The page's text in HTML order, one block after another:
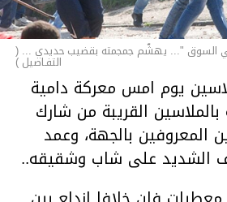
السوق "... يهشّم جمجمته بقضيب حديدي ... (
التفـاصيل )
يوم امس معركة دامية
القريبة من شارك
المعروفين بالجهة، وعمد
الشديد على شاب وشقيقه..